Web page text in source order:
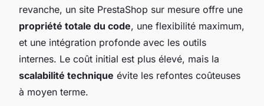
revanche, un site PrestaShop sur mesure offre une
propriété totale du code, une flexibilité maximum,
et une intégration profonde avec les outils
internes. Le coût initial est plus élevé, mais la
scalabilité technique évite les refontes coûteuses
à moyen terme.